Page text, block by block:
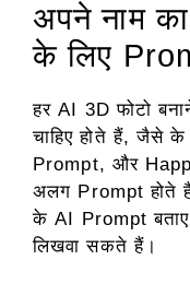
अपने नाम
के लिए
हर AI 3D फोटो
चाहिए होते हैं, जैसे
Prompt, और
अलग Prompt होते
के AI Prompt
लिखवा सकते हैं।